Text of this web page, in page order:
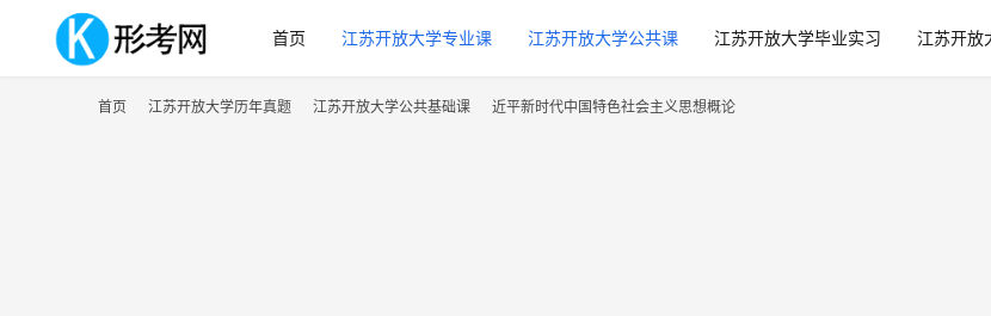
首页 江苏开放大学专业课 江苏开放大学公共课 江苏开放大学毕业实习 江苏开放
首页 江苏开放大学历年真题 江苏开放大学公共基础课 近平新时代中国特色社会主义思想概论